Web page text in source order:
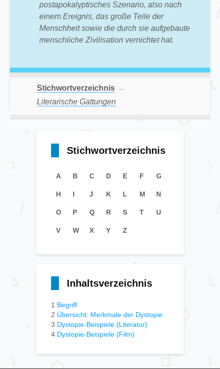
postapokalyptisches Szenario, also nach
einem Ereignis, das große Teile der
Menschheit sowie die durch sie aufgebaute
menschliche Zivilisation vernichtet hat.
Stichwortverzeichnis →
Literarische Gattungen
Stichwortverzeichnis
A B C D E F G
H I J K L M N
O P Q R S T U
V W X Y Z
Inhaltsverzeichnis
1 Begriff
2 Übersicht: Merkmale der Dystopie
3 Dystopie-Beispiele (Literatur)
4 Dystopie-Beispiele (Film)